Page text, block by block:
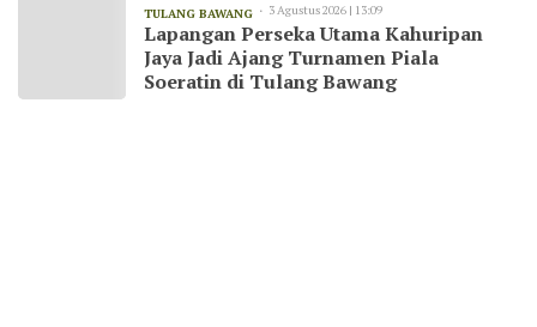
TULANG BAWANG 3 Agustus 2026 | 13:09
Lapangan Perseka Utama Kahuripan
Jaya Jadi Ajang Turnamen Piala
Soeratin di Tulang Bawang